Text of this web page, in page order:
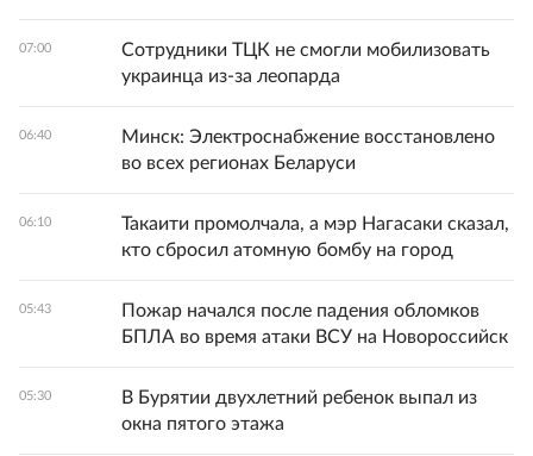
07:00
Сотрудники ТЦК не смогли мобилизовать
украинца из-за леопарда
06:40
Минск: Электроснабжение восстановлено
во всех регионах Беларуси
06:10
Такаити промолчала, а мэр Нагасаки сказал,
кто сбросил атомную бомбу на город
05:43
Пожар начался после падения обломков
БПЛА во время атаки ВСУ на Новороссийск
05:30
В Бурятии двухлетний ребенок выпал из
окна пятого этажа